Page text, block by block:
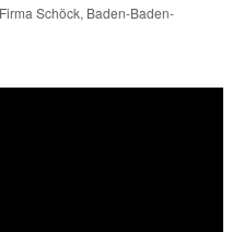
Schöck, Baden-Baden-